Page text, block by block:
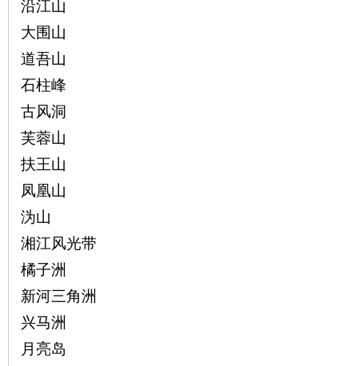
沿江山
大围山
道吾山
石柱峰
古风洞
芙蓉山
扶王山
凤凰山
沩山
湘江风光带
橘子洲
新河三角洲
兴马洲
月亮岛